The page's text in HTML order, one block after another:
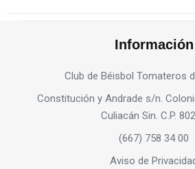
Información
Club de Béisbol Tomateros
Constitución y Andrade s/n.
Culiacán Sin. C.P.
(667) 758 34 00
Aviso de